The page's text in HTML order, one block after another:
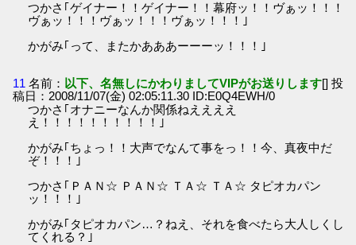
つかさ｢ゲイナー！！ゲイナー！！幕府ッ！！ヴぁッ！！！
ヴぁッ！！！ヴぁッ！！！ヴぁッ！！！｣
かがみ｢って、またかあああーーーッ！！！｣
11 名前： 以下、名無しにかわりましてVIPがお送りします[] 投
稿日：2008/11/07(金) 02:05:11.30 ID:E0Q4EWH/0
つかさ｢オナニーなんか関係ねええええ
え！！！！！！！！！！｣
かがみ｢ちょっ！！大声でなんて事をっ！！今、真夜中だ
ぞ！！！｣
つかさ｢ＰＡＮ☆ ＰＡＮ☆ ＴＡ☆ ＴＡ☆ タピオカパン
ッ！！！｣
かがみ｢タピオカパン…？ねえ、それを食べたら大人しくし
てくれる？｣